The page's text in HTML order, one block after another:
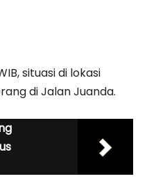
situasi di lokasi
di Jalan Juanda.